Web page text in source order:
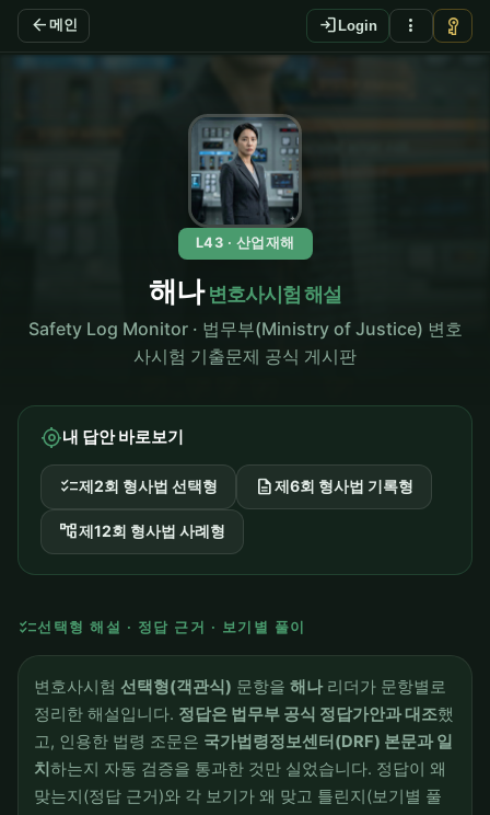
arrow_back 메인 login Login more_vert vpn_key
L43 · 산업재해
해나변호사시험 해설
Safety Log Monitor · 법무부(Ministry of Justice) 변호
사시험 기출문제 공식 게시판
my_location내 답안 바로보기
checklist제2회 형사법 선택형 description제6회 형사법 기록형
account_tree제12회 형사법 사례형
checklist선택형 해설 · 정답 근거 · 보기별 풀이
변호사시험 선택형(객관식) 문항을 해나리더가 문항별로
정리한 해설입니다. 정답은 법무부 공식 정답가안과 대조했
고, 인용한 법령 조문은 국가법령정보센터(DRF) 본문과 일
치하는지 자동 검증을 통과한 것만 실었습니다. 정답이 왜
맞는지(정답 근거)와 각 보기가 왜 맞고 틀린지(보기별 풀